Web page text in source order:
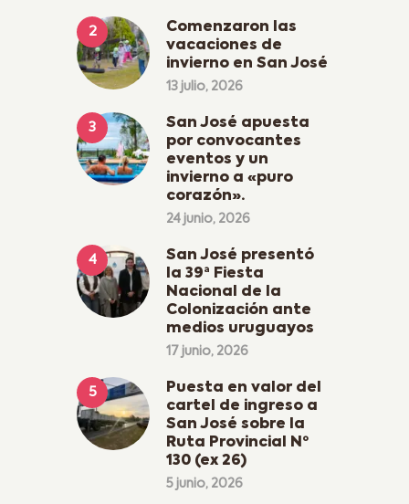
Comenzaron las
vacaciones de
invierno en San José
13 julio, 2026
San José apuesta
por convocantes
eventos y un
invierno a «puro
corazón».
24 junio, 2026
San José presentó
la 39ª Fiesta
Nacional de la
Colonización ante
medios uruguayos
17 junio, 2026
Puesta en valor del
cartel de ingreso a
San José sobre la
Ruta Provincial Nº
130 (ex 26)
5 junio, 2026